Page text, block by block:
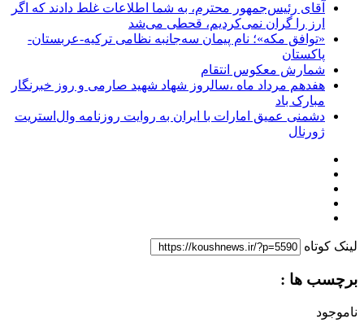
آقای رئیس‌جمهور محترم، به شما اطلاعات غلط دادند که اگر
ارز را گران نمی‌کردیم، قحطی می‌شد
«توافق مکه»؛ نام پیمان سه‌جانبه نظامی ترکیه-عربستان-
پاکستان
شمارش معکوس انتقام
هفدهم مرداد ماه ،سالروز شهاد شهید صارمی و روز خبرنگار
مبارک باد
دشمنی عمیق امارات با ایران به روایت روزنامه وال‌استریت
ژورنال
لینک کوتاه
برچسب ها :
ناموجود